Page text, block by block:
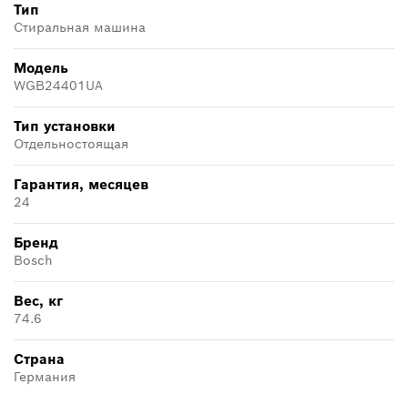
Тип
Стиральная машина
Модель
WGB24401UA
Тип установки
Отдельностоящая
Гарантия, месяцев
24
Бренд
Bosch
Вес, кг
74.6
Страна
Германия